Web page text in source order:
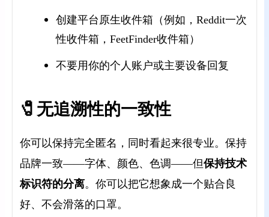
创建平台原生收件箱（例如，Reddit一次
性收件箱，FeetFinder收件箱）
不要用你的个人账户或主要设备回复
🧷无追溯性的一致性
你可以保持完全匿名，同时看起来很专业。保持
品牌一致——字体、颜色、色调——但保持技术
标识符的分离。你可以把它想象成一个贴合良
好、不会滑落的口罩。